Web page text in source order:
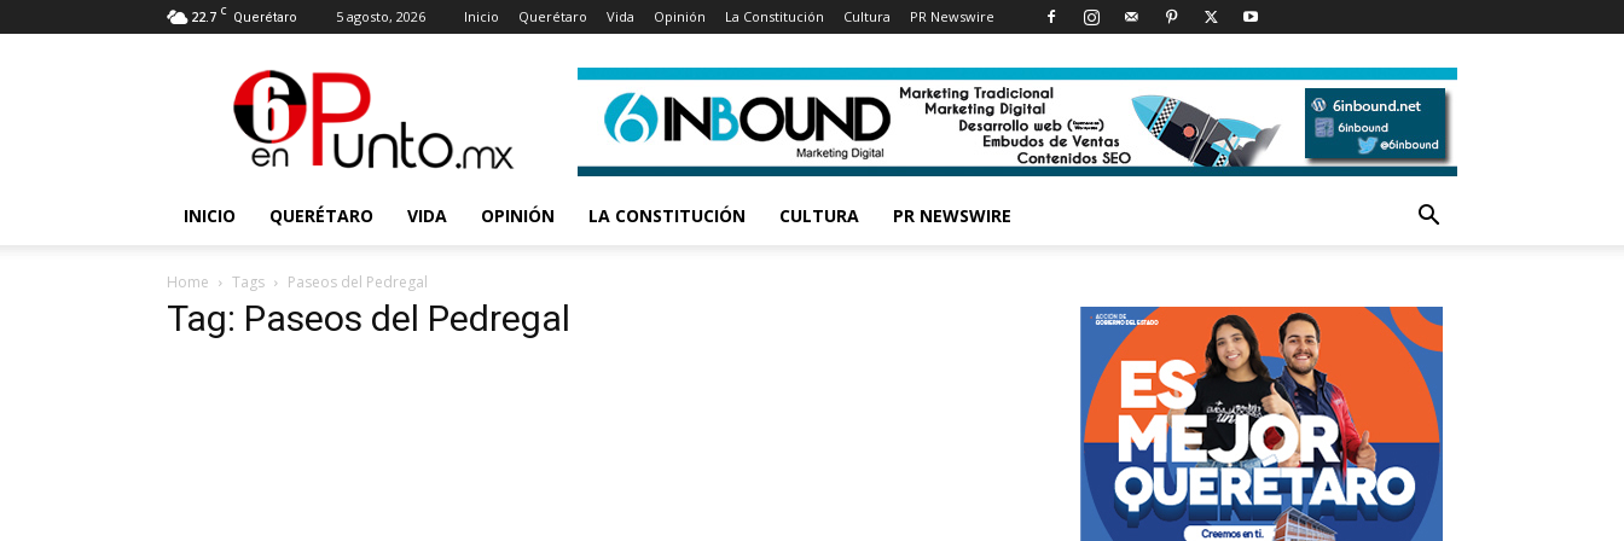
22.7 C Querétaro 5 agosto, 2026 Inicio Querétaro Vida Opinión La Constitución Cultura PR Newswire
punto
INICIO QUERÉTARO VIDA OPINIÓN LA CONSTITUCIÓN CULTURA PR NEWSWIRE
Home Tags Paseos del Pedregal
Tag: Paseos del Pedregal